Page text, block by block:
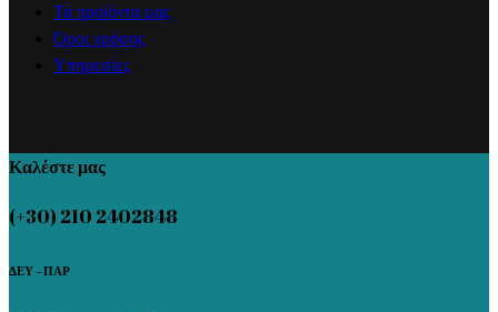
Τα προϊόντα μας
Όροι χρήσης
Υπηρεσίες
Καλέστε μας
(+30) 210 2402848
ΔΕΥ – ΠΑΡ